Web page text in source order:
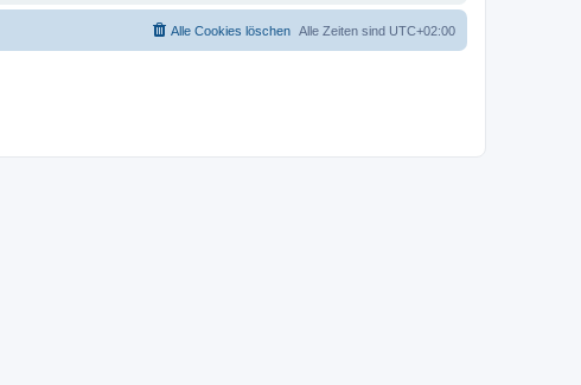
Alle Zeiten sind UTC+02:00
Alle Cookies löschen